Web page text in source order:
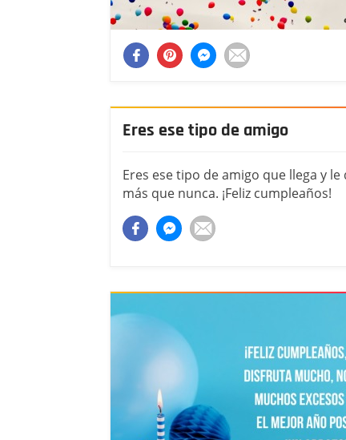
Eres ese tipo de amigo
Eres ese tipo de amigo que llega y
más que nunca. ¡Feliz cumpleaños!